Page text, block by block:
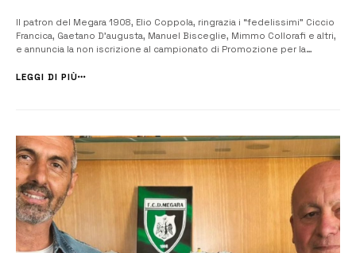
Il patron del Megara 1908, Elio Coppola, ringrazia i “fedelissimi” Ciccio
Francica, Gaetano D’augusta, Manuel Bisceglie, Mimmo Collorafi e altri,
e annuncia la non iscrizione al campionato di Promozione per la
Megara 1908: “Tutto ha un inizio poichè tutto ha una fine. Oggi, dopo
LEGGI DI PIÙ